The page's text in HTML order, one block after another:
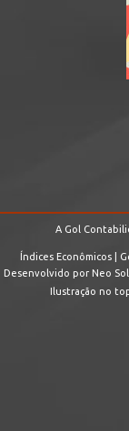
A Gol
Índices Econômicos |
Desenvolvido por Neo
Ilustração no